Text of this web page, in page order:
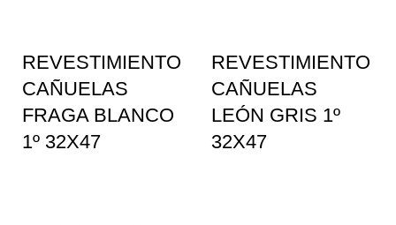
REVESTIMIENTO
CAÑUELAS
FRAGA BLANCO
1º 32X47
REVESTIMIENTO
CAÑUELAS
LEÓN GRIS 1º
32X47